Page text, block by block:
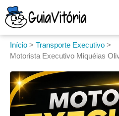
Início > Transporte Executivo >
Motorista Executivo Miquéias